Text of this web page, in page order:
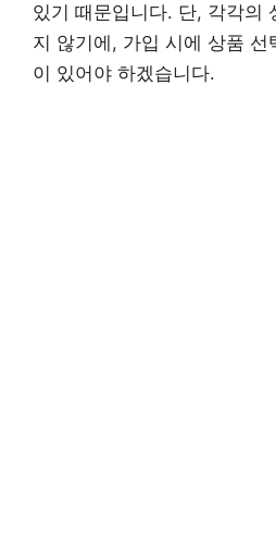
있기 때문입니다. 단, 각각의
지 않기에, 가입 시에 상품 선
이 있어야 하겠습니다.